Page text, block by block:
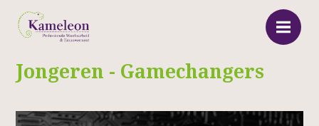
Jongeren - Gamechangers